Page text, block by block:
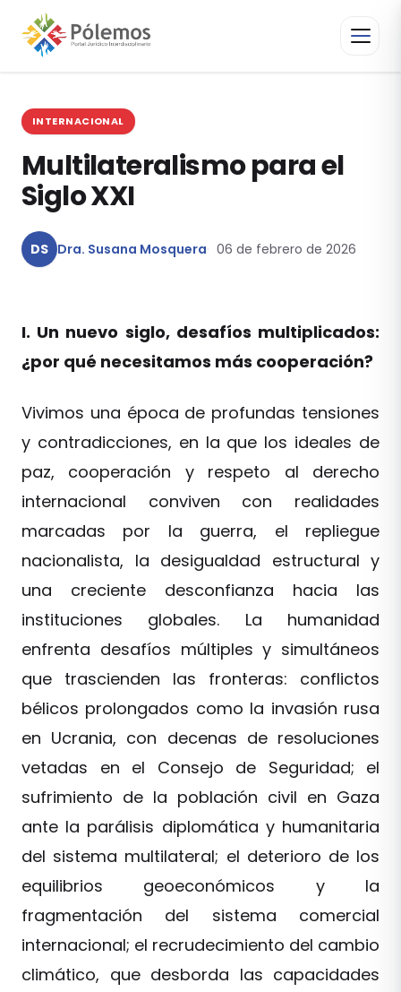
INTERNACIONAL
Multilateralismo para el
Siglo XXI
DS Dra. Susana Mosquera 06 de febrero de 2026
I. Un nuevo siglo, desafíos multiplicados:
¿por qué necesitamos más cooperación?
Vivimos una época de profundas tensiones
y contradicciones, en la que los ideales de
paz, cooperación y respeto al derecho
internacional conviven con realidades
marcadas por la guerra, el repliegue
nacionalista, la desigualdad estructural y
una creciente desconfianza hacia las
instituciones globales. La humanidad
enfrenta desafíos múltiples y simultáneos
que trascienden las fronteras: conflictos
bélicos prolongados como la invasión rusa
en Ucrania, con decenas de resoluciones
vetadas en el Consejo de Seguridad; el
sufrimiento de la población civil en Gaza
ante la parálisis diplomática y humanitaria
del sistema multilateral; el deterioro de los
equilibrios geoeconómicos y la
fragmentación del sistema comercial
internacional; el recrudecimiento del cambio
climático, que desborda las capacidades